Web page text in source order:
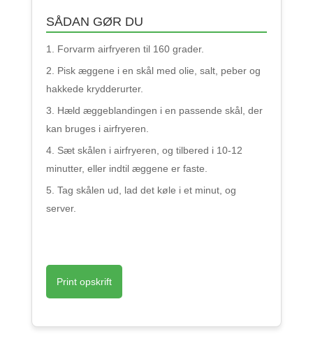
SÅDAN GØR DU
Forvarm airfryeren til 160 grader.
Pisk æggene i en skål med olie, salt, peber og
hakkede krydderurter.
Hæld æggeblandingen i en passende skål, der
kan bruges i airfryeren.
Sæt skålen i airfryeren, og tilbered i 10-12
minutter, eller indtil æggene er faste.
Tag skålen ud, lad det køle i et minut, og
server.
Print opskrift